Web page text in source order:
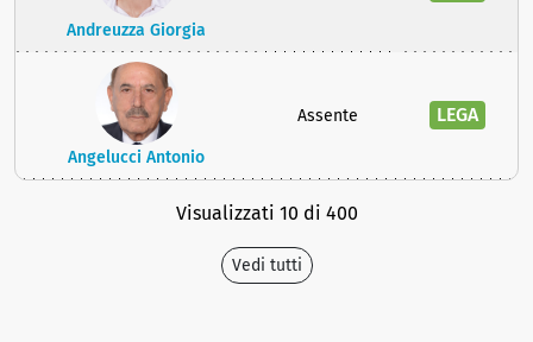
Andreuzza Giorgia
Angelucci Antonio
Assente LEGA
Visualizzati 10 di 400
Vedi tutti